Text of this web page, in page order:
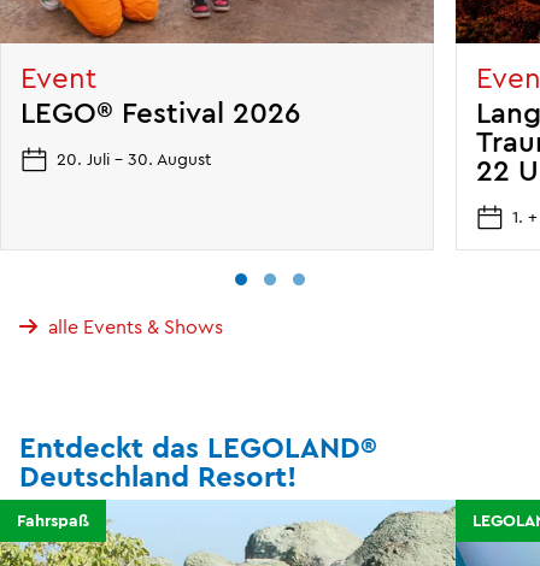
Event
LEGO® Festival 2026
20. Juli - 30. August
22
1.
alle Events & Shows
Entdeckt das LEGOLAND®
Deutschland Resort!
Fahrspaß